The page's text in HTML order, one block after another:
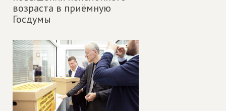
возраста в приёмную
Госдумы